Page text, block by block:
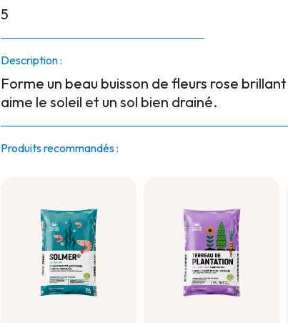
5
Description :
Forme un beau buisson de fleurs rose
aime le soleil et un sol bien drainé.
Produits recommandés :